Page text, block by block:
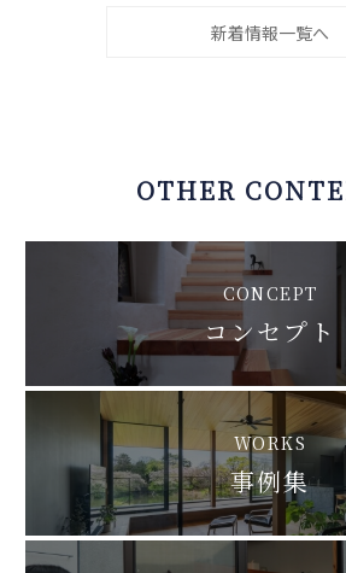
新着情報一覧へ
OTHER
CONCEPT
コンセプト
WORKS
事例集